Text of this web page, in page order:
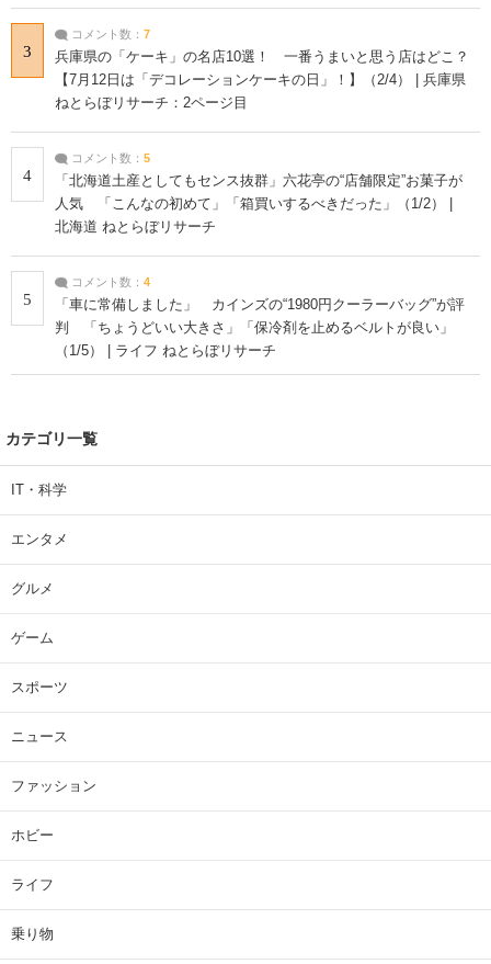
3
コメント数： 7
兵庫県の「ケーキ」の名店10選！ 一番うまいと思う店はどこ？
【7月12日は「デコレーションケーキの日」！】（2/4） | 兵庫県
ねとらぼリサーチ：2ページ目
4
コメント数： 5
「北海道土産としてもセンス抜群」六花亭の“店舗限定”お菓子が
人気 「こんなの初めて」「箱買いするべきだった」（1/2） |
北海道 ねとらぼリサーチ
5
コメント数： 4
「車に常備しました」 カインズの“1980円クーラーバッグ”が評
判 「ちょうどいい大きさ」「保冷剤を止めるベルトが良い」
（1/5） | ライフ ねとらぼリサーチ
カテゴリ一覧
IT・科学
エンタメ
グルメ
ゲーム
スポーツ
ニュース
ファッション
ホビー
ライフ
乗り物